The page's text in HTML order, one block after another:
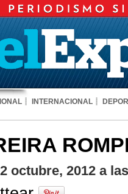
INTERNACIONAL
octubre, 2012 a